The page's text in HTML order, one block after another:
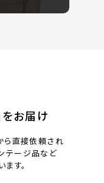
お届け
直接依頼され
テージ品など
す。